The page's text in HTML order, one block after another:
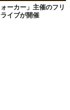
ォーカー」主催のフリ
イブが開催